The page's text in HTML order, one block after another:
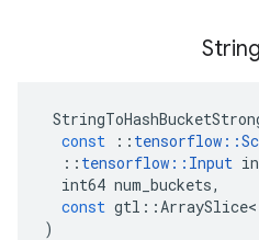
String
const
:: tensorflow ::
:: tensorflow :: Input
int64 num_buckets,
const gtl ::ArraySlice<
)